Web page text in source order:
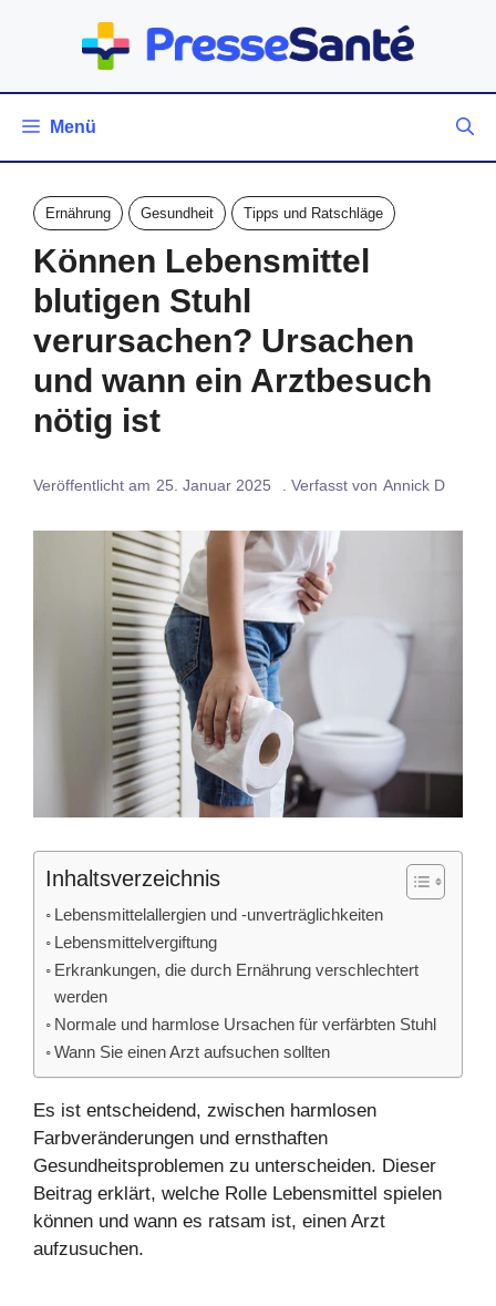
Menü
Ernährung Gesundheit Tipps und Ratschläge
Können Lebensmittel
blutigen Stuhl
verursachen? Ursachen
und wann ein Arztbesuch
nötig ist
Veröffentlicht am 25. Januar 2025 . Verfasst von Annick D
Inhaltsverzeichnis
Lebensmittelallergien und -unverträglichkeiten
Lebensmittelvergiftung
Erkrankungen, die durch Ernährung verschlechtert
werden
Normale und harmlose Ursachen für verfärbten Stuhl
Wann Sie einen Arzt aufsuchen sollten
Es ist entscheidend, zwischen harmlosen
Farbveränderungen und ernsthaften
Gesundheitsproblemen zu unterscheiden. Dieser
Beitrag erklärt, welche Rolle Lebensmittel spielen
können und wann es ratsam ist, einen Arzt
aufzusuchen.